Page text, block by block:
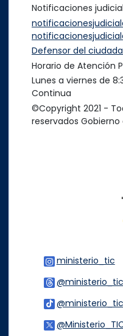
Notificaciones
Defensor del
Horario de Atención
Lunes a viernes de
Continua
©Copyright 2021 -
reservados
ministerio_tic
@ministerio_tic
@ministerio_tic